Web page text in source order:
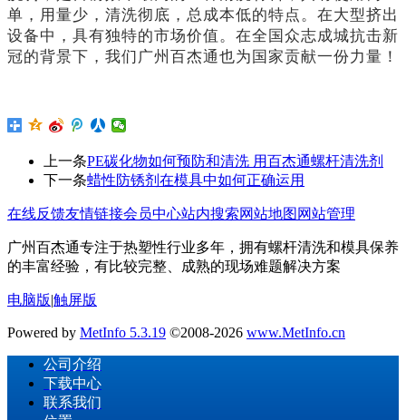
单，用量少，清洗彻底，总成本低的特点。在大型挤出
设备中，具有独特的市场价值。在全国众志成城抗击新
冠的背景下，我们广州百杰通也为国家贡献一份力量！
上一条PE碳化物如何预防和清洗 用百杰通螺杆清洗剂
下一条蜡性防锈剂在模具中如何正确运用
在线反馈友情链接会员中心站内搜索网站地图 网站管理
广州百杰通专注于热塑性行业多年，拥有螺杆清洗和模具保养
的丰富经验，有比较完整、成熟的现场难题解决方案
电脑版|触屏版
Powered by MetInfo 5.3.19 ©2008-2026 www.MetInfo.cn
公司介绍
下载中心
联系我们